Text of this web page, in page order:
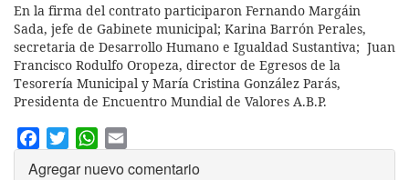
En la firma del contrato participaron Fernando Margáin
Sada, jefe de Gabinete municipal; Karina Barrón Perales,
secretaria de Desarrollo Humano e Igualdad Sustantiva; Juan
Francisco Rodulfo Oropeza, director de Egresos de la
Tesorería Municipal y María Cristina González Parás,
Presidenta de Encuentro Mundial de Valores A.B.P.
Facebook
TwitterWhatsApp
Agregar nuevo comentario